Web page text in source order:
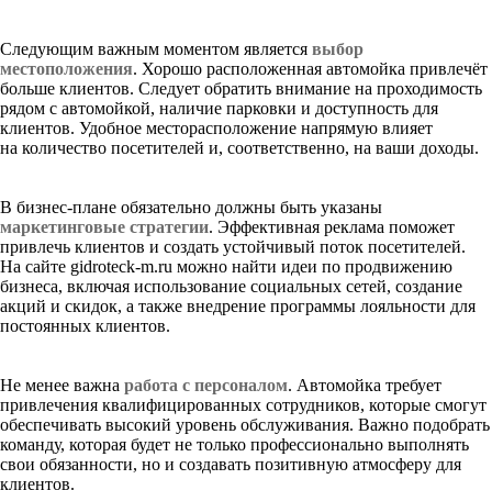
Следующим важным моментом является выбор
местоположения. Хорошо расположенная автомойка привлечёт
больше клиентов. Следует обратить внимание на проходимость
рядом с автомойкой, наличие парковки и доступность для
клиентов. Удобное месторасположение напрямую влияет
на количество посетителей и, соответственно, на ваши доходы.
В бизнес-плане обязательно должны быть указаны
маркетинговые стратегии. Эффективная реклама поможет
привлечь клиентов и создать устойчивый поток посетителей.
На сайте gidroteck-m.ru можно найти идеи по продвижению
бизнеса, включая использование социальных сетей, создание
акций и скидок, а также внедрение программы лояльности для
постоянных клиентов.
Не менее важна работа с персоналом. Автомойка требует
привлечения квалифицированных сотрудников, которые смогут
обеспечивать высокий уровень обслуживания. Важно подобрать
команду, которая будет не только профессионально выполнять
свои обязанности, но и создавать позитивную атмосферу для
клиентов.